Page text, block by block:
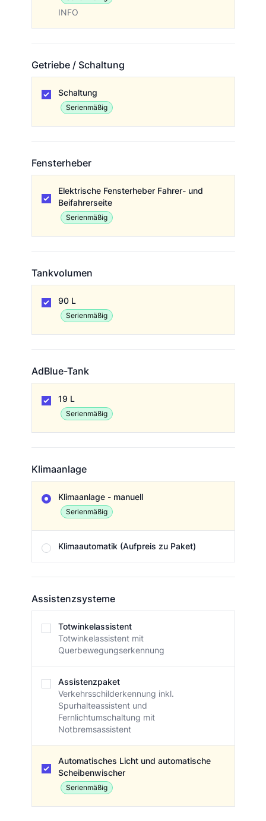
INFO
Getriebe / Schaltung
Schaltung
Serienmäßig
Fensterheber
Elektrische Fensterheber Fahrer- und
Beifahrerseite
Serienmäßig
Tankvolumen
90 L
Serienmäßig
AdBlue-Tank
19 L
Serienmäßig
Klimaanlage
Klimaanlage - manuell
Serienmäßig
Klimaautomatik (Aufpreis zu Paket)
Assistenzsysteme
Totwinkelassistent
Totwinkelassistent mit
Querbewegungserkennung
Assistenzpaket
Verkehrsschilderkennung inkl.
Spurhalteassistent und
Fernlichtumschaltung mit
Notbremsassistent
Automatisches Licht und automatische
Scheibenwischer
Serienmäßig